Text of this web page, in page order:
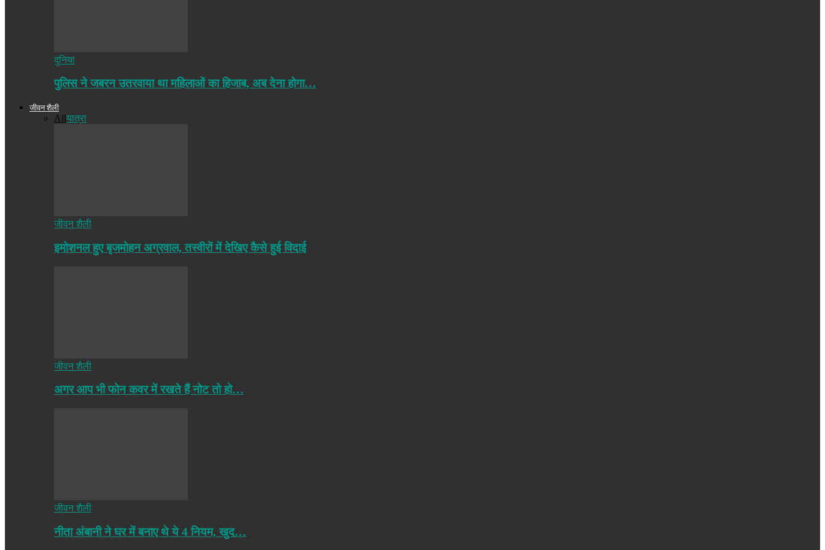
दुनिया
पुलिस ने जबरन उतरवाया था महिलाओं का हिजाब, अब देना होगा…
जीवन शैली
Allयात्रा
जीवन शैली
इमोशनल हुए बृजमोहन अग्रवाल, तस्वीरों में देखिए कैसे हुई विदाई
जीवन शैली
अगर आप भी फोन कवर में रखते हैं नोट तो हो…
जीवन शैली
नीता अंबानी ने घर में बनाए थे ये 4 नियम, खुद…